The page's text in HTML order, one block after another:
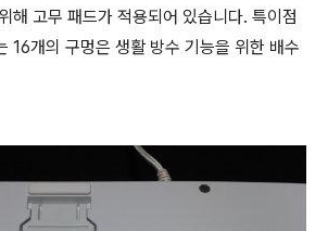
해 고무 패드가 적용되어 있습니다. 특이점
16개의 구멍은 생활 방수 기능을 위한 배수